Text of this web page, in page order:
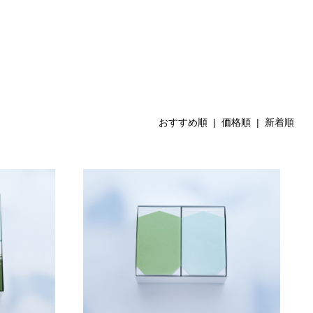
おすすめ順 |価格順 | 新着順